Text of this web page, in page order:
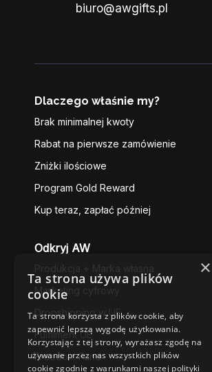
biuro@awgifts.pl
Dlaczego właśnie my?
Brak minimalnej kwoty
Rabat na pierwsze zamówienie
Zniżki ilościowe
Program Gold Reward
Kup teraz, zapłać później
Odkryj AW
Produkcja + Marka własna
Marketing cyfrowy
Dropshipping w UE
Fulfilment UE
Freedom Fund
×
Ta strona używa plików
cookie
Ta strona korzysta z plików cookie, aby
zapewnić lepszą wygodę użytkowania.
Korzystając z tej strony, wyrażasz zgodę na
używanie przez nas wszystkich plików
cookie zgodnie z warunkami naszej polityki